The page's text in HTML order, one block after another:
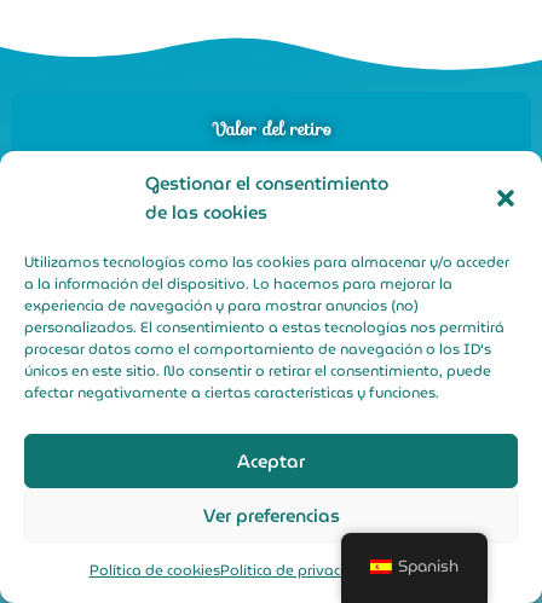
Gestionar el consentimiento
de las cookies
Utilizamos tecnologías como las cookies para almacenar y/o acceder
a la información del dispositivo. Lo hacemos para mejorar la
experiencia de navegación y para mostrar anuncios (no)
personalizados. El consentimiento a estas tecnologías nos permitirá
procesar datos como el comportamiento de navegación o los ID's
únicos en este sitio. No consentir o retirar el consentimiento, puede
afectar negativamente a ciertas características y funciones.
Aceptar
Ver preferencias
Política de cookiesPolítica de privacidadAviso Legal
Valor del retiro
Cada programa comienza el día de la llegada a las
17:00 y finaliza el día de salida a las 15:00. Es una
florecimiento a tu vida.
Se incluye:
Alojamiento en habitación compartida
Entrevista personalizada de llegada y apoyo
pre- y post-retiro
Sesiones de preparación previa
3 sesiones nocturnas de trabajo conSpanish